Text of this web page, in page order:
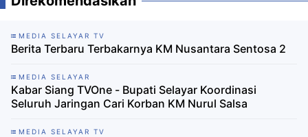
MEDIA SELAYAR TV
Berita Terbaru Terbakarnya KM Nusantara Sentosa 2
MEDIA SELAYAR
Kabar Siang TVOne - Bupati Selayar Koordinasi
Seluruh Jaringan Cari Korban KM Nurul Salsa
MEDIA SELAYAR TV